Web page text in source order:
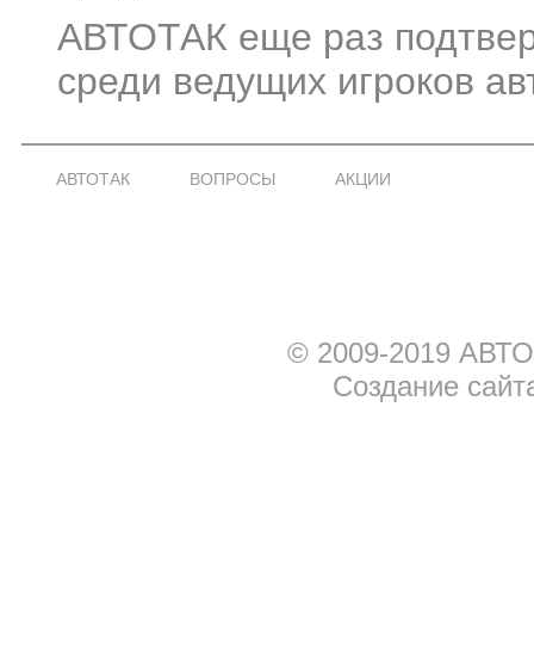
АВТОТАК еще раз
среди ведущих игроков
АВТОТАК ВОПРОСЫ АКЦИИ
© 2009-2019
Создание